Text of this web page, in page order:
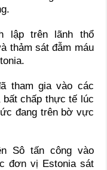
lập trên lãnh thổ
thảm sát đẫm máu
tham gia vào các
chấp thực tế lúc
đang trên bờ vực
Sô tấn công vào
đơn vị Estonia sát